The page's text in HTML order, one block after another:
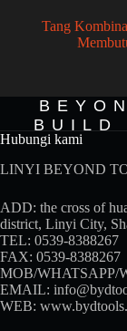
Tang
BUILD
Hubungi kami
LINYI BEYOND
ADD: the cross of
district, Linyi City,
TEL: 0539-8388267
FAX: 0539-8388267
MOB/WHATSAPP/
EMAIL:
WEB: